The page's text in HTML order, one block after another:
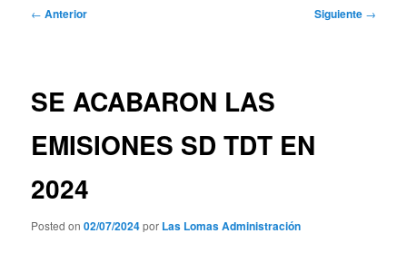
Navegación
← Anterior Siguiente →
SE ACABARON LAS
EMISIONES SD TDT EN
2024
Posted on02/07/2024por Las Lomas Administración